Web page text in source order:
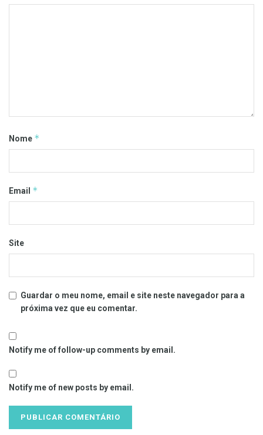
Nome *
Email *
Site
Guardar o meu nome, email e site neste navegador para a
próxima vez que eu comentar.
Notify me of follow-up comments by email.
Notify me of new posts by email.